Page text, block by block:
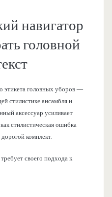
навигатор
головной
этикета головных уборов —
стилистике ансамбля и
аксессуар усиливает
стилистическая ошибка
комплект.
своего подхода к